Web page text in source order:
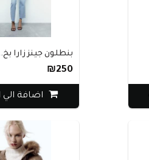
بنطلون جينز زارا
₪250
اضافة الي